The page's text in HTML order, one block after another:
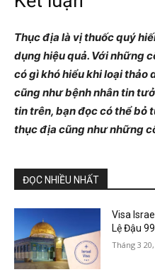
Thục địa là vị thuốc quý
dụng hiệu quả. Với những
có gì khó hiểu khi loại
cũng như bệnh nhân tin
tin trên, bạn đọc có thể bỏ
thục địa cũng như những
ĐỌC NHIỀU NHẤT
Visa
Lệ Đậu
Tháng 3